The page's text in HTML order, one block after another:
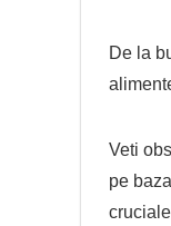
De la
Veti
pe